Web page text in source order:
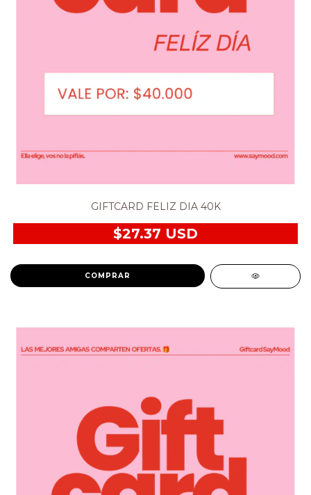
GIFTCARD FELIZ DIA 40K
$27.37 USD